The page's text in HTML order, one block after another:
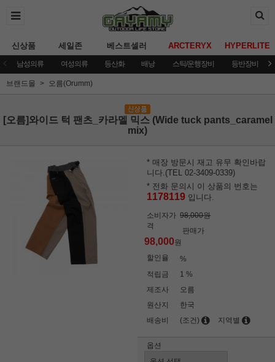
신상품 세일존 베스트셀러 ARCTERYX HYPERLITE
남성의류 여성의류 등산화 배낭 스틱/운행장비 등반장비
브랜드몰 오름(Orumm)
[오름]와이드 턱 팬츠_카라멜 믹스 (Wide tuck pants_caramel
mix)
* 매장 방문시 재고 유무 확인바랍
니다.(TEL 02-3409-0339)
* 전화 문의시 이 상품의 번호는
1178119 입니다.
소비자가
격
98,000원
판매가
98,000원
할인율
%
적립금
1 %
제조사
오름
원산지
한국
배송비
(조건) 지역별
옵션